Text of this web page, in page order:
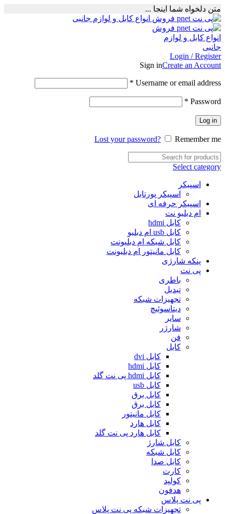
متن دلخواه شما اینجا ...
Login / Register
Sign inCreate an Account
Username or email address
*
Password
*
Log in
Lost your password? Remember me
Select category
اسپیکر
اسپیکر پورتابل
اسپیکر حرفه ای
ام دبلیو نت
کابل hdmi
کابل usb ام دبلیو
کابل شبکه ام دبلیونت
کابل مانیتور ام دبلیونت
پنکه شارژی
پی نت
باطری
تبدیل
تجهیزات شبکه
دیتاسوئیچ
سایر
شارژر
فن
کابل
کابل dvi
کابل hdmi
کابل hdmi پی نت گلد
کابل usb
کابل برق
کابل برق
کابل مانیتور
کابل هارد
کابل هارد پی نت گلد
کابل شارژ
کابل شبکه
کابل صدا
کارت
کولپد
هدفون
پی نت پلاس
تجهیزات شبکه پی نت پلاس